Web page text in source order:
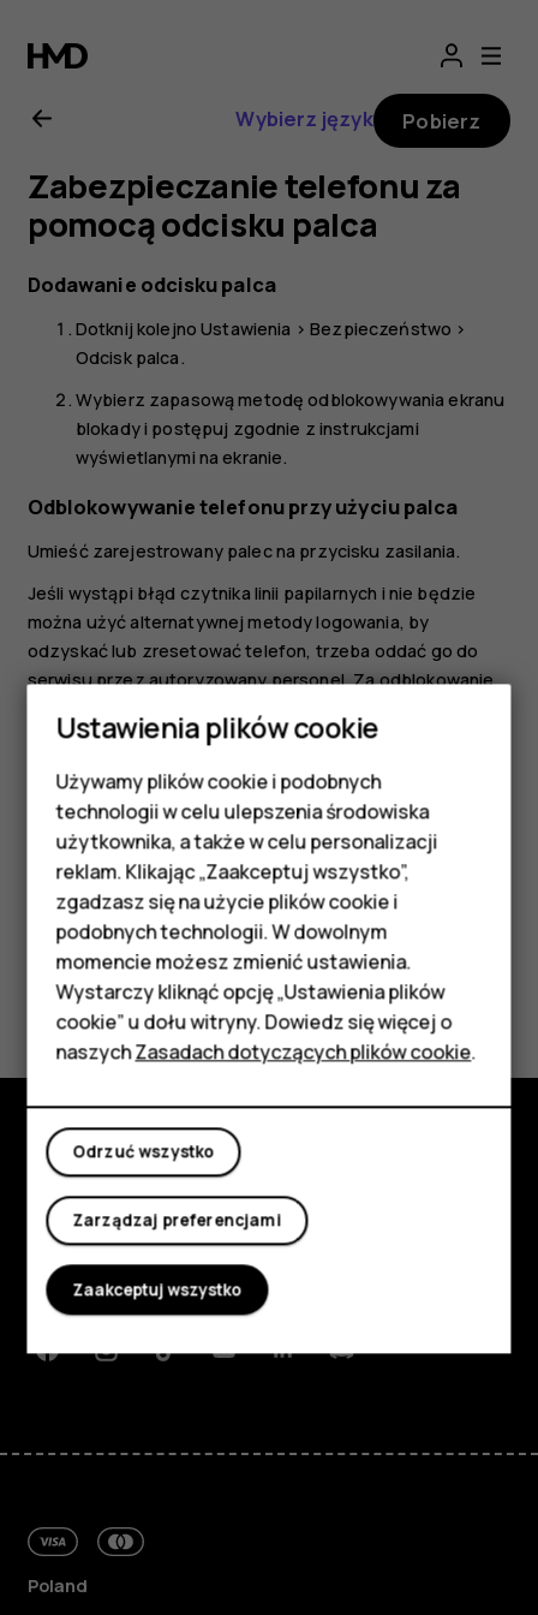
Nokia
G21
—
instrukcja
obsługi
Smartfony
Telefony z funkcjami
podstawowymi
Akcesoria
HMD Terra M
Tablety
Moje konto
Wybierz język Pobierz
Zabezpieczanie telefonu za
pomocą odcisku palca
Dodawanie odcisku palca
Dotknij kolejnoUstawienia >Bezpieczeństwo >
Odcisk palca.
Wybierz zapasową metodę odblokowywania ekranu
blokady i postępuj zgodnie z instrukcjami
wyświetlanymi na ekranie.
Odblokowywanie telefonu przy użyciu palca
Umieść zarejestrowany palec na przycisku zasilania.
Jeśli wystąpi błąd czytnika linii papilarnych i nie będzie
można użyć alternatywnej metody logowania, by
odzyskać lub zresetować telefon, trzeba oddać go do
serwisu przez autoryzowany personel. Za odblokowanie
może również spowodować usunięcie wszystkich
więcej informacji, skontaktuj się z najbliższym punktem
obsługi klientów lub sprzedawcą telefonu.
Czy te informacje były pomocne?
Tak Nie
Poznaj
Informacje
Planet and people
Wsparcie
FacebookInstagram
TiktokYoutubeLinkedinDiscord
Poland
Ustawienia plików cookie
Używamy plików cookie i podobnych
technologii w celu ulepszenia środowiska
użytkownika, a także w celu personalizacji
reklam. Klikając „Zaakceptuj wszystko”,
zgadzasz się na użycie plików cookie i
podobnych technologii. W dowolnym
momencie możesz zmienić ustawienia.
Wystarczy kliknąć opcję „Ustawienia plików
cookie” u dołu witryny. Dowiedz się więcej o
naszychZasadach dotyczących plików cookie.
Odrzuć wszystko
Zarządzaj preferencjami
Zaakceptuj wszystko